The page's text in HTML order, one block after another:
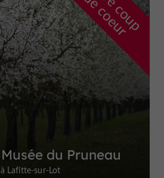
r
d
r
du Pruneau
à Lafitte-sur-Lot